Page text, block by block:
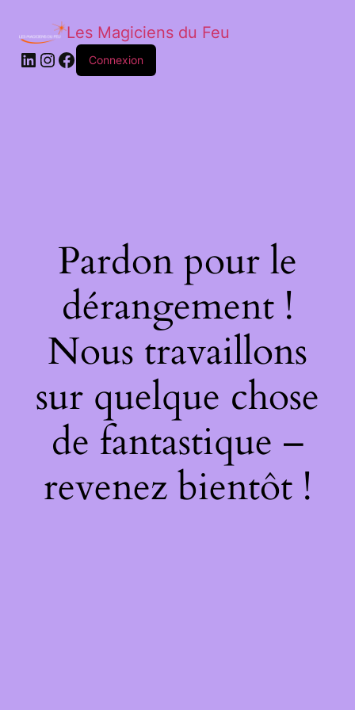
Les Magiciens du Feu
LinkedIn
Instagram
Facebook
Connexion
Pardon pour le
dérangement !
Nous travaillons
sur quelque chose
de fantastique –
revenez bientôt !